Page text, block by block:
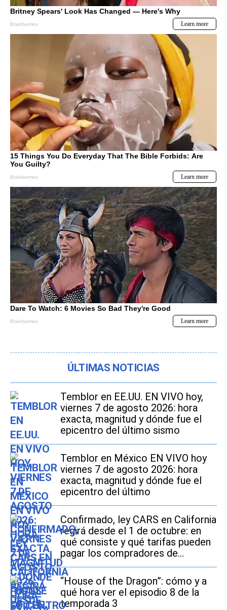
ÚLTIMAS NOTICIAS
Temblor en EE.UU. EN VIVO hoy,
viernes 7 de agosto 2026: hora
exacta, magnitud y dónde fue el
epicentro del último sismo
Temblor en México EN VIVO hoy
viernes 7 de agosto 2026: hora
exacta, magnitud y dónde fue el
epicentro del último
Confirmado, ley CARS en California
regirá desde el 1 de octubre: en
qué consiste y qué tarifas pueden
pagar los compradores de
vehículos usados
“House of the Dragon”: cómo y a
qué hora ver el episodio 8 de la
temporada 3